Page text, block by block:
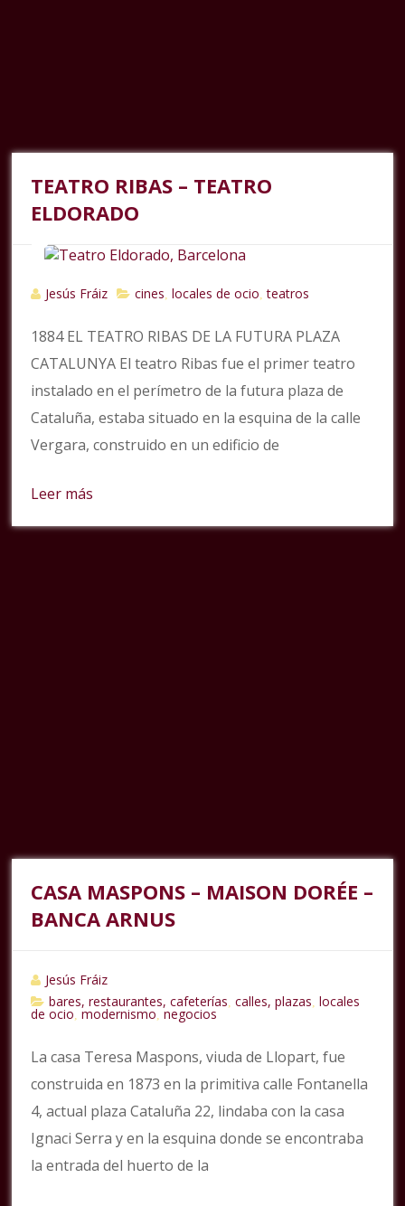
TEATRO RIBAS – TEATRO
ELDORADO
Jesús Fráiz cines locales de ocio ,teatros
1884 EL TEATRO RIBAS DE LA FUTURA PLAZA
CATALUNYA El teatro Ribas fue el primer teatro
instalado en el perímetro de la futura plaza de
Cataluña, estaba situado en la esquina de la calle
Vergara, construido en un edificio de
Leer más
CASA MASPONS – MAISON DORÉE –
BANCA ARNUS
Jesús Fráiz
bares, restaurantes, cafeterías
,calles, plazas locales
de ocio ,modernismo ,negocios
La casa Teresa Maspons, viuda de Llopart, fue
construida en 1873 en la primitiva calle Fontanella
4, actual plaza Cataluña 22, lindaba con la casa
Ignaci Serra y en la esquina donde se encontraba
la entrada del huerto de la